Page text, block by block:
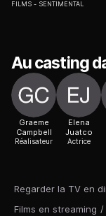
Regarder la TV en
Films en streaming /
FILMS SENTIMENTAL
Au casting
Graeme
Campbell
Réalisateur
Elena
Juatco
Actrice